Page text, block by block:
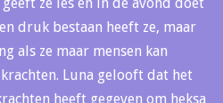
ze les en in de avond doet
druk bestaan heeft ze, maar
als ze maar mensen kan
Luna gelooft dat het
heeft gegeven om heksa